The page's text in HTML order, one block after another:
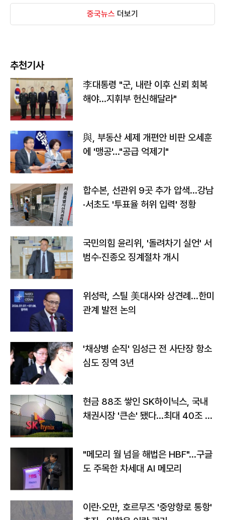
중국뉴스 더보기
추천기사
李대통령 "군, 내란 이후 신뢰 회복
해야…지휘부 헌신해달라"
與, 부동산 세제 개편안 비판 오세훈
에 '맹공'…"공급 억제기"
합수본, 선관위 9곳 추가 압색…강남
·서초도 '투표율 허위 입력' 정황
국민의힘 윤리위, '돌려차기 실언' 서
범수·진종오 징계절차 개시
위성락, 스틸 美대사와 상견례…한미
관계 발전 논의
'채상병 순직' 임성근 전 사단장 항소
심도 징역 3년
현금 88조 쌓인 SK하이닉스, 국내
채권시장 '큰손' 됐다…최대 40조 투
"메모리 월 넘을 해법은 HBF"…구글
도 주목한 차세대 AI 메모리
이란·오만, 호르무즈 '중앙항로 통항'